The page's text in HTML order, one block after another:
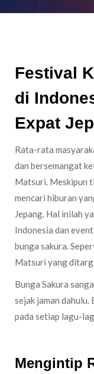
Festival
di
Expat
Rata-rata
dan bersemangat
Matsuri. Meskipun
mencari hiburan
Jepang. Hal inilah
Indonesia dan
bunga sakura.
Matsuri yang
Bunga Sakura
sejak jaman dahulu.
pada setiap lagu-
Mengintip